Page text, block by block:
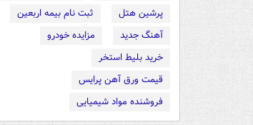
پرشین هتل
ثبت نام بیمه اربعین
آهنگ جدید
مزایده خودرو
خرید بلیط استخر
قیمت ورق آهن پرایس
فروشنده مواد شیمیایی